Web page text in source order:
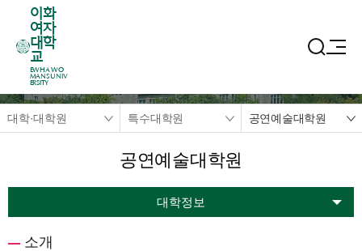
이화
여자
대학
교
EWHA WO
MANS UNIV
ERSITY
대학·대학원 특수대학원 공연예술대학원
공연예술대학원
대학정보
소개